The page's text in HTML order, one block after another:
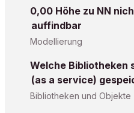
0,00 Höhe zu NN
auffindbar
Modellierung
Welche Bibliotheken
(as a service)
Bibliotheken und Objekte